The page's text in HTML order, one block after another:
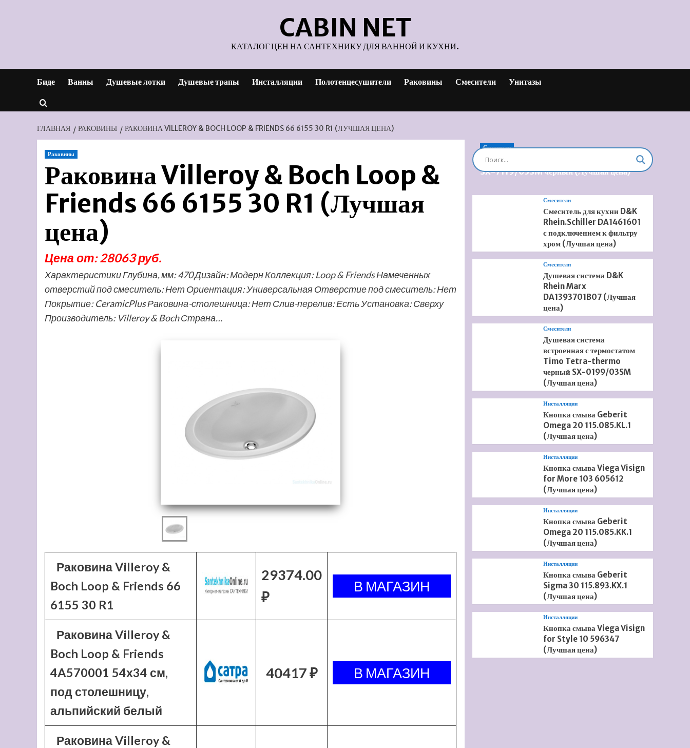
CABIN NET
КАТАЛОГ ЦЕН НА САНТЕХНИКУ ДЛЯ ВАННОЙ И КУХНИ.
Биде Ванны Душевые лотки Душевые трапы Инсталляции Полотенцесушители Раковины Смесители Унитазы
ГЛАВНАЯ РАКОВИНЫ РАКОВИНА VILLEROY & BOCH LOOP & FRIENDS 66 6155 30 R1 (ЛУЧШАЯ ЦЕНА)
Раковины
Раковина Villeroy & Boch Loop &
Friends 66 6155 30 R1 (Лучшая
цена)
Цена от: 28063 руб.
Характеристики Глубина, мм: 470 Дизайн: Модерн Коллекция: Loop & Friends Намеченных
отверстий под смеситель: Нет Ориентация: Универсальная Отверстие под смеситель: Нет
Покрытие: CeramicPlus Раковина-столешница: Нет Слив-перелив: Есть Установка: Сверху
Производитель: Villeroy & Boch Страна…
Раковина Villeroy &
Boch Loop & Friends 66
6155 30 R1
29374.00
₽
Раковина Villeroy &
Boch Loop & Friends
4A570001 54х34 см,
под столешницу,
альпийский белый
40417 ₽
Раковина Villeroy &
Смесители
Душевая система встроенная Timo Briana
SX-7119/03SM черный (Лучшая цена)
Смесители
Смеситель для кухни D&K
Rhein.Schiller DA1461601
с подключением к фильтру
хром (Лучшая цена)
Смесители
Душевая система D&K
Rhein Marx
DA1393701B07 (Лучшая
цена)
Смесители
Душевая система
встроенная с термостатом
Timo Tetra-thermo
черный SX-0199/03SM
(Лучшая цена)
Инсталляции
Кнопка смыва Geberit
Omega 20 115.085.KL.1
(Лучшая цена)
Инсталляции
Кнопка смыва Viega Visign
for More 103 605612
(Лучшая цена)
Инсталляции
Кнопка смыва Geberit
Omega 20 115.085.KK.1
(Лучшая цена)
Инсталляции
Кнопка смыва Geberit
Sigma 30 115.893.KX.1
(Лучшая цена)
Инсталляции
Кнопка смыва Viega Visign
for Style 10 596347
(Лучшая цена)